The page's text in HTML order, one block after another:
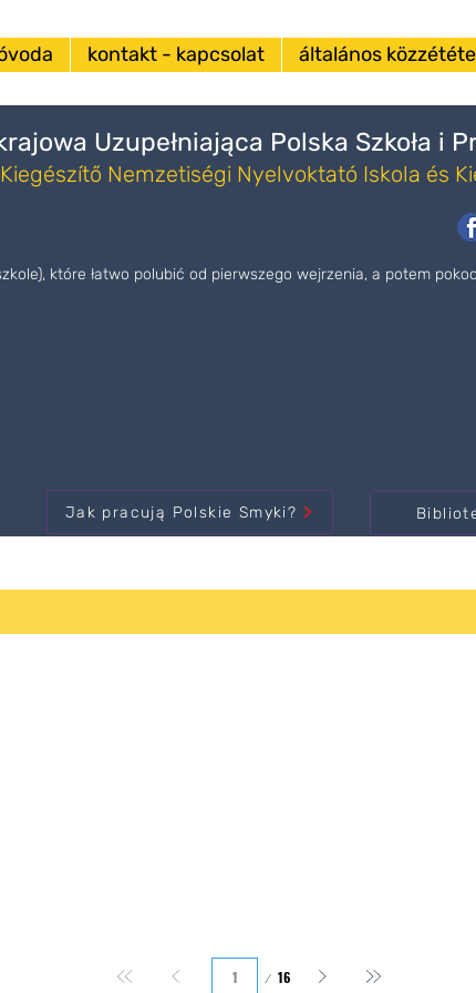
kontakt - kapcsolat általános
16
które łatwo polubić od pierwszego wejrzenia, a potem
Jak pracują Polskie Smyki?
Uzupełniająca Polska Szkoła i
Nemzetiségi Nyelvoktató Iskola és